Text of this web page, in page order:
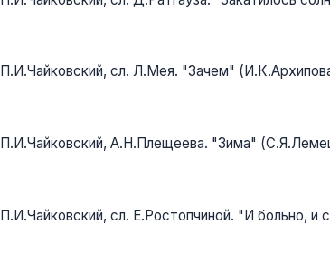
П.И.Чайковский, сл. Л.Мея. "Зачем"
П.И.Чайковский, А.Н.Плещеева. "Зима"
П.И.Чайковский, сл. Е.Ростопчиной. "И больно, и